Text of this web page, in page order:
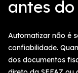
antes do
Automatizar não é
confiabilidade.
dos documentos